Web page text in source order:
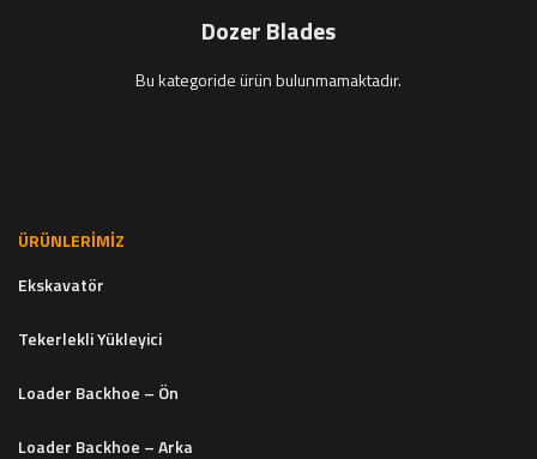
Dozer Blades
Bu kategoride ürün bulunmamaktadır.
ÜRÜNLERIMIZ
Ekskavatör
Tekerlekli Yükleyici
Loader Backhoe – Ön
Loader Backhoe – Arka